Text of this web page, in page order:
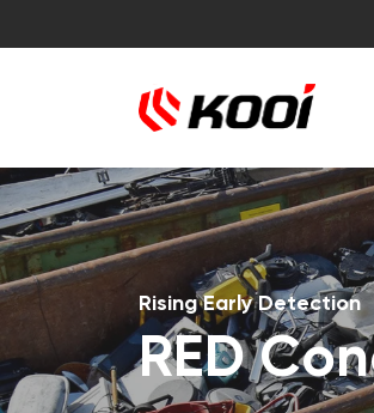
Rising Early Detection
RED